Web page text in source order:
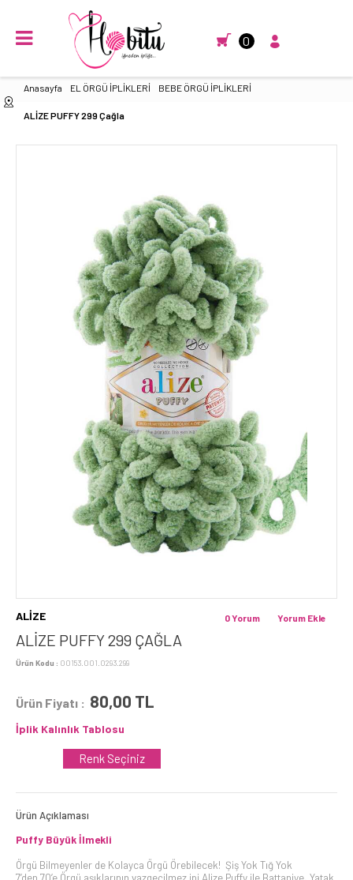
0
Anasayfa EL ÖRGÜ İPLİKLERİ BEBE ÖRGÜ İPLİKLERİ
ALİZE PUFFY 299 Çağla
ALİZE
ALİZE PUFFY 299 ÇAĞLA
Ürün Kodu : 00153.001.0293.299
Yorum Ekle
0 Yorum
Ürün Fiyatı : 80,00 TL
İplik Kalınlık Tablosu
Renk Seçiniz
Ürün Açıklaması
Puffy Büyük İlmekli
Örgü Bilmeyenler de Kolayca Örgü Örebilecek! Şiş Yok Tığ Yok